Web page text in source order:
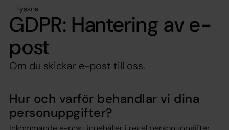
Lyssna
GDPR: Hantering av e-
post
Om du skickar e-post till oss.
Hur och varför behandlar vi dina
personuppgifter?